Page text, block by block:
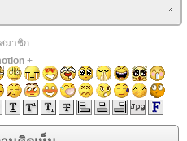
มาชิก
+